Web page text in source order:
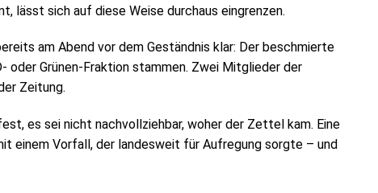
lässt sich auf diese Weise durchaus eingrenzen.
am Abend vor dem Geständnis klar: Der beschmierte
oder Grünen-Fraktion stammen. Zwei Mitglieder der
Zeitung.
es sei nicht nachvollziehbar, woher der Zettel kam. Eine
einem Vorfall, der landesweit für Aufregung sorgte – und